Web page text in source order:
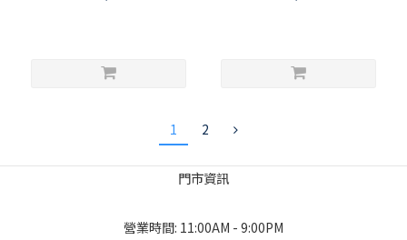
1 2
門市資訊
營業時間: 11:00AM - 9:00PM